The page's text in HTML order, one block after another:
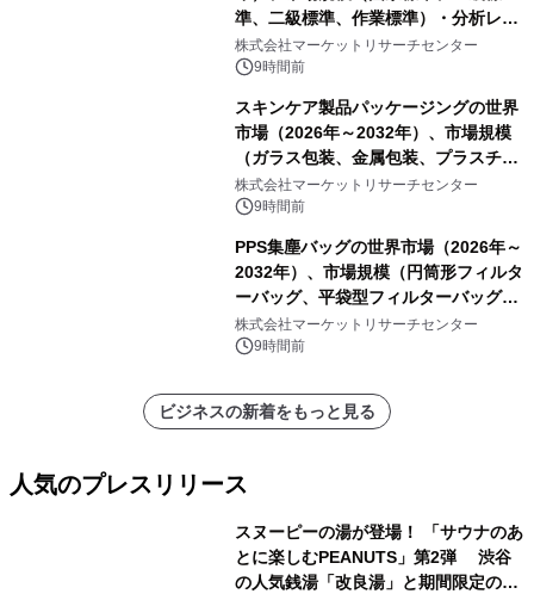
準、二級標準、作業標準）・分析レポ
ートを発表
株式会社マーケットリサーチセンター
9時間前
スキンケア製品パッケージングの世界
市場（2026年～2032年）、市場規模
（ガラス包装、金属包装、プラスチッ
ク包装、その他）・分析レポートを発
表
株式会社マーケットリサーチセンター
9時間前
PPS集塵バッグの世界市場（2026年～
2032年）、市場規模（円筒形フィルタ
ーバッグ、平袋型フィルターバッグ、
プリーツフィルターバッグ、その
他）・分析レポートを発表
株式会社マーケットリサーチセンター
9時間前
ビジネスの新着をもっと見る
人気のプレスリリース
スヌーピーの湯が登場！ 「サウナのあ
とに楽しむPEANUTS」第2弾 渋谷
の人気銭湯「改良湯」と期間限定のコ